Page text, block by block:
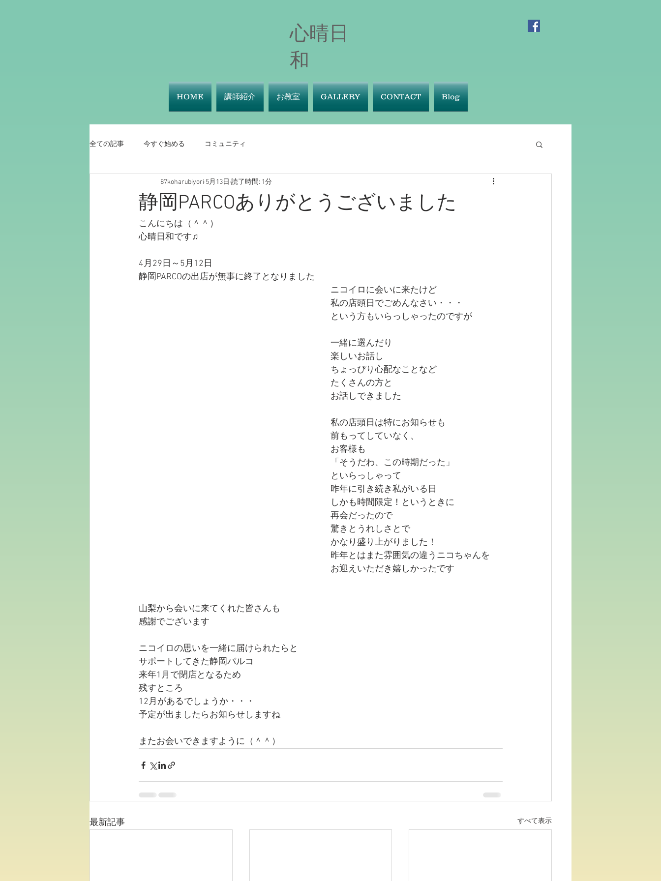
心晴日
和
HOME 講師紹介 お教室 GALLERY CONTACT Blog
全ての記事 今すぐ始める コミュニティ
静岡PARCOありがとうございました
87koharubiyori 5月13日 読了時間: 1分
こんにちは（＾＾）
心晴日和です♫
4月29日～5月12日
静岡PARCOの出店が無事に終了となりました
ニコイロに会いに来たけど
私の店頭日でごめんなさい・・・
という方もいらっしゃったのですが
一緒に選んだり
楽しいお話し
ちょっぴり心配なことなど
たくさんの方と
お話しできました
私の店頭日は特にお知らせも
前もってしていなく、
お客様も
「そうだわ、この時期だった」
といらっしゃって
昨年に引き続き私がいる日
しかも時間限定！というときに
再会だったので
驚きとうれしさとで
かなり盛り上がりました！
昨年とはまた雰囲気の違うニコちゃんを
お迎えいただき嬉しかったです
山梨から会いに来てくれた皆さんも
感謝でございます
ニコイロの思いを一緒に届けられたらと
サポートしてきた静岡パルコ
来年1月で閉店となるため
残すところ
12月があるでしょうか・・・
予定が出ましたらお知らせしますね
またお会いできますように（＾＾）
最新記事 すべて表示